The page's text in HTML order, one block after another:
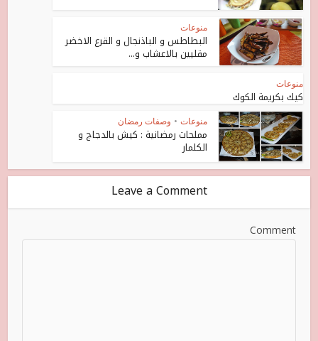
منوعات
البطاطس و الباذنجال و القرع الاخضر
مقليين بالاعشاب و...
منوعات
كيك بكريمة الكوك
منوعات • وصفات رمضان
مملحات رمضانية : كيش بالدجاج و
الكلمار
Leave a Comment
Comment